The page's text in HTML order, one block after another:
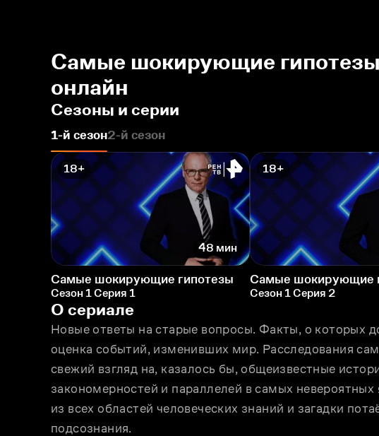
Самые шокирующие гипотезы
онлайн
Сезоны и серии
1-й сезон2-й сезон
18+
48 мин
Самые шокирующие гипотезы
Сезон 1 Серия 1
18+
Самые шокирующие
Сезон 1 Серия 2
О сериале
Новые ответы на старые вопросы. Факты, о которых
оценка событий, изменивших мир. Расследования
свежий взгляд на, казалось бы, общеизвестные
закономерностей и параллелей в самых
из всех областей человеческих знаний и загадки
подсознания.